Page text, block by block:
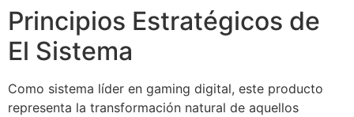
Principios Estratégicos de
El Sistema
Como sistema líder en gaming digital, este producto
representa la transformación natural de aquellos